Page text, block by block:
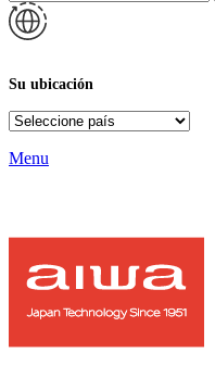
Su ubicación
Menu